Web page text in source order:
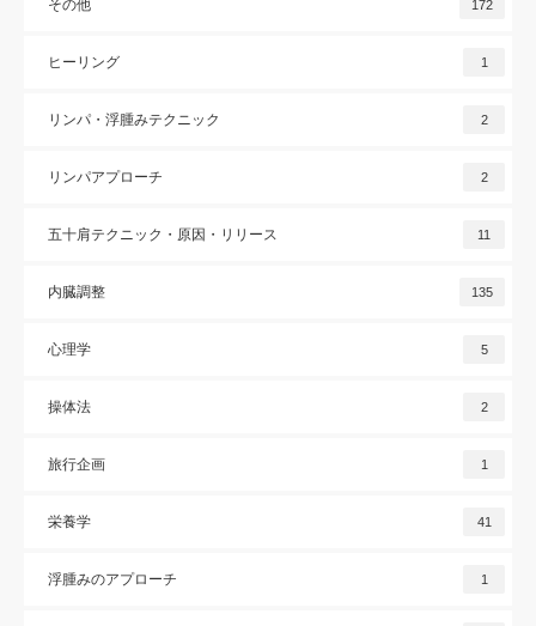
その他 172
ヒーリング 1
リンパ・浮腫みテクニック 2
リンパアプローチ 2
五十肩テクニック・原因・リリース 11
内臓調整 135
心理学 5
操体法 2
旅行企画 1
栄養学 41
浮腫みのアプローチ 1